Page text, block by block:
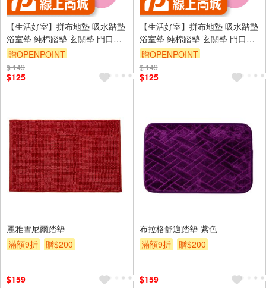
【生活好室】拼布地墊 吸水踏墊
浴室墊 純棉踏墊 玄關墊 門口墊
日系雜貨風 地墊 腳踏墊 地毯 拼
布墊 吸水地墊 地毯
贈OPENPOINT
訂單滿999享9折
$ 149
$125
【生活好室】拼布地墊 吸水踏墊
浴室墊 純棉踏墊 玄關墊 門口墊
日系雜貨風 地墊 腳踏墊 地毯 拼
布墊 吸水地墊 地毯
贈OPENPOINT
訂單滿999享9折
$ 149
$125
麗雅雪尼爾踏墊
滿額9折
贈$200
$159
布拉格舒適踏墊-紫色
滿額9折
贈$200
$159